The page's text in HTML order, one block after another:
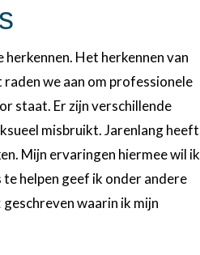
Het herkennen van
we aan om professionele
staat. Er zijn verschillende
misbruikt. Jarenlang heeft
Mijn ervaringen hiermee wil ik
helpen geef ik onder andere
geschreven waarin ik mijn